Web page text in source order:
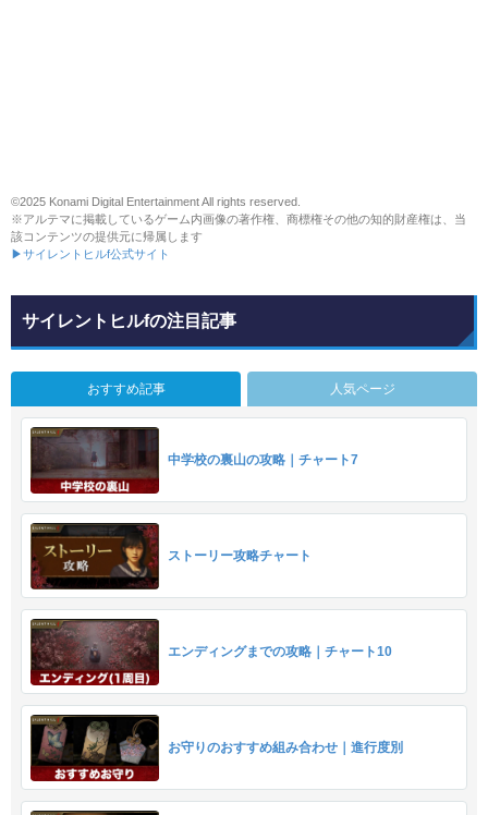
©2025 Konami Digital Entertainment All rights reserved.
※アルテマに掲載しているゲーム内画像の著作権、商標権その他の知的財産権は、当
該コンテンツの提供元に帰属します
▶サイレントヒルf公式サイト
サイレントヒルfの注目記事
おすすめ記事 人気ページ
中学校の裏山の攻略｜チャート7
ストーリー攻略チャート
エンディングまでの攻略｜チャート10
お守りのおすすめ組み合わせ｜進行度別